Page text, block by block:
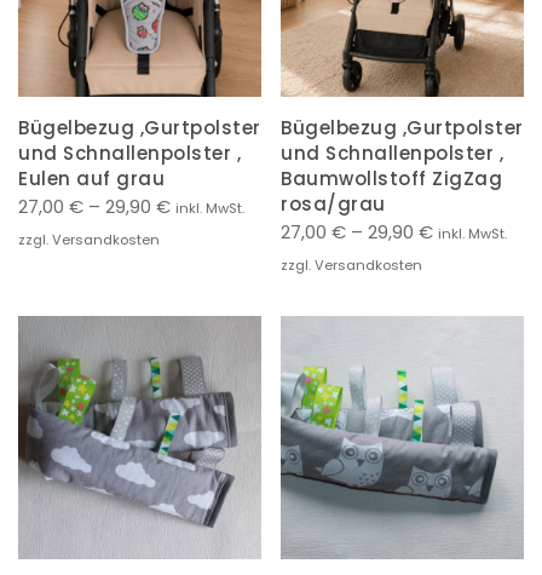
Bügelbezug ,Gurtpolster
und Schnallenpolster ,
Eulen auf grau
27,00 € – 29,90 € inkl. MwSt.
zzgl. Versandkosten
Bügelbezug ,Gurtpolster
und Schnallenpolster ,
Baumwollstoff ZigZag
rosa/grau
27,00 € – 29,90 € inkl. MwSt.
zzgl. Versandkosten